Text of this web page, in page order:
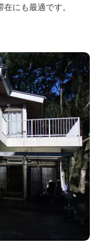
にも最適です。